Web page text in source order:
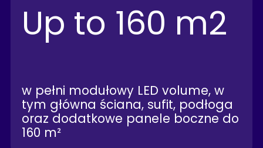
Up to 160 m2
w pełni modułowy LED volume, w
tym główna ściana, sufit, podłoga
oraz dodatkowe panele boczne do
160 m²